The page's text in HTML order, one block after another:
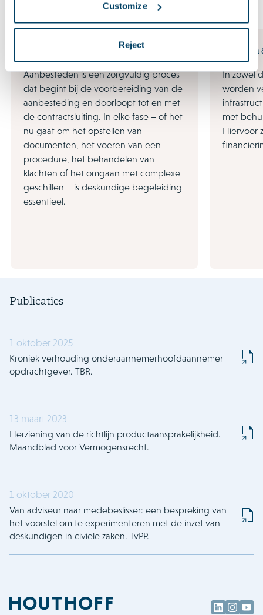
Customize
Reject
Aanbesteden is een zorgvuldig proces
dat begint bij de voorbereiding van de
aanbesteding en doorloopt tot en met
de contractsluiting. In elke fase – of het
nu gaat om het opstellen van
documenten, het voeren van een
procedure, het behandelen van
klachten of het omgaan met complexe
geschillen – is deskundige begeleiding
essentieel.
In zowel
worden
met
Hiervoor
Publicaties
1 oktober 2025
Kroniek verhouding onderaannemerhoofdaannemer-
opdrachtgever. TBR.
13 maart 2023
Herziening van de richtlijn productaansprakelijkheid.
Maandblad voor Vermogensrecht.
1 oktober 2020
Van adviseur naar medebeslisser: een bespreking van
het voorstel om te experimenteren met de inzet van
deskundigen in civiele zaken. TvPP.